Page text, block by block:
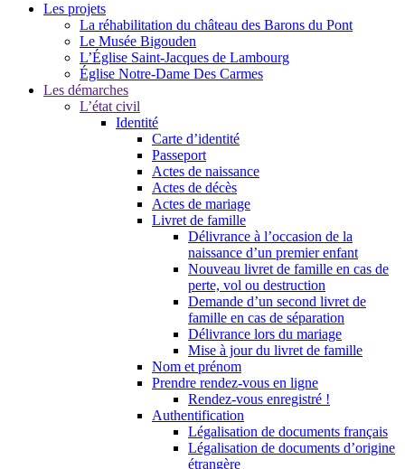
Les projets
La réhabilitation du château des Barons du Pont
Le Musée Bigouden
L’Église Saint-Jacques de Lambourg
Église Notre-Dame Des Carmes
Les démarches
L’état civil
Identité
Carte d’identité
Passeport
Actes de naissance
Actes de décès
Actes de mariage
Livret de famille
Délivrance à l’occasion de la
naissance d’un premier enfant
Nouveau livret de famille en cas de
perte, vol ou destruction
Demande d’un second livret de
famille en cas de séparation
Délivrance lors du mariage
Mise à jour du livret de famille
Nom et prénom
Prendre rendez-vous en ligne
Rendez-vous enregistré !
Authentification
Légalisation de documents français
Légalisation de documents d’origine
étrangère